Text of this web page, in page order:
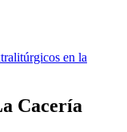
en la
Cacería